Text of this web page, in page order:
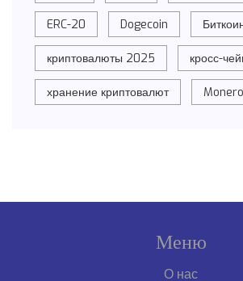
ERC-20 Dogecoin
криптовалюты 2025 кросс-
хранение криптовалют Monero
Меню
О нас